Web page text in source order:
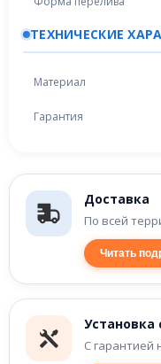
Доставка
По всей
Читать
Установка
С гарантией
ТЕХНИЧЕСКИЕ
Материал
Гарантия